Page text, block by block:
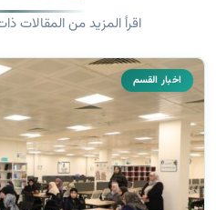
اقرأ المزيد من المقالات
اخبار القسم